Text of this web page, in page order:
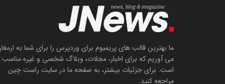
ما بهترین قالب های پریمیوم برای وردپرس را برای شما به
می آوریم که برای اخبار، مجلات، وبلاگ شخصی و غیره مناسب
است. برای جزئیات بیشتر، به صفحه ما در سایت راست چین
مراجعه کنید.